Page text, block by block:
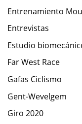
Entrenamiento
Entrevistas
Estudio
Far West Race
Gafas Ciclismo
Gent-Wevelgem
Giro 2020